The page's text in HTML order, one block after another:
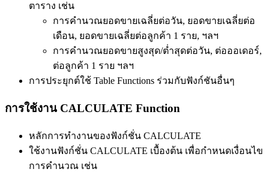
ตาราง เช่น
การคำนวณยอดขายเฉลี่ยต่อวัน, ยอดขายเฉลี่ยต่อ
เดือน, ยอดขายเฉลี่ยต่อลูกค้า 1 ราย, ฯลฯ
การคำนวณยอดขายสูงสุด/ต่ำสุดต่อวัน, ต่อออเดอร์,
ต่อลูกค้า 1 ราย ฯลฯ
การประยุกต์ใช้ Table Functions ร่วมกับฟังก์ชันอื่นๆ
การใช้งาน CALCULATE Function
หลักการทำงานของฟังก์ชั่น CALCULATE
ใช้งานฟังก์ชั่น CALCULATE เบื้องต้น เพื่อกำหนดเงื่อนไข
การคำนวณ เช่น